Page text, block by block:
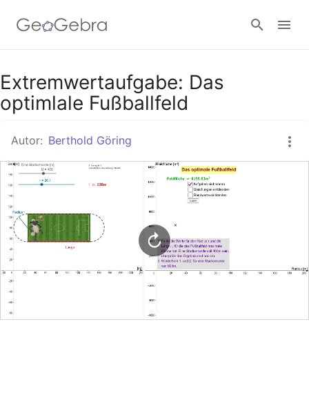
Google Classroom
Anmelden
Extremwertaufgabe: Das
optimlale Fußballfeld
Autor: Berthold Göring